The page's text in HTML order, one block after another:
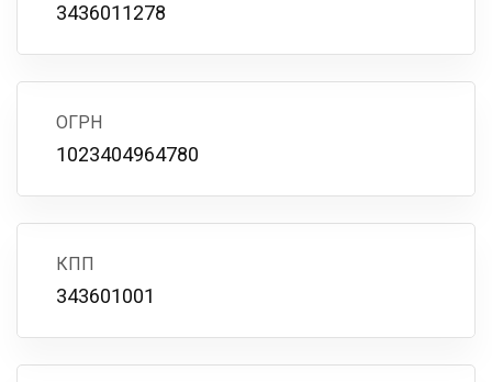
3436011278
ОГРН
1023404964780
КПП
343601001